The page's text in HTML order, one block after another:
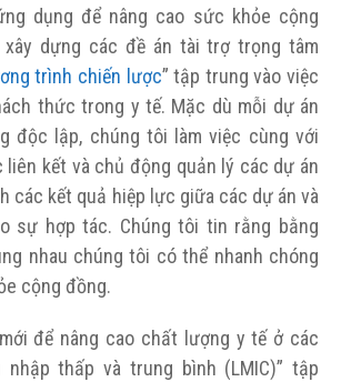
dụng để nâng cao sức khỏe cộng
xây dựng các đề án tài trợ trọng tâm
trình chiến lược” tập trung vào việc
thức trong y tế. Mặc dù mỗi dự án
độc lập, chúng tôi làm việc cùng với
kết và chủ động quản lý các dự án
các kết quả hiệp lực giữa các dự án và
sự hợp tác. Chúng tôi tin rằng bằng
nhau chúng tôi có thể nhanh chóng
cộng đồng.
để nâng cao chất lượng y tế ở các
thấp và trung bình (LMIC)” tập